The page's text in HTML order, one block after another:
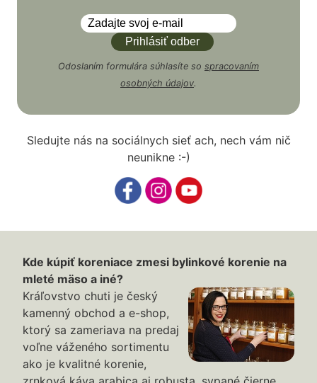
Odoslaním formulára súhlasíte so spracovaním
osobných údajov.
Sledujte nás na sociálnych sieť ach, nech vám nič
neunikne :-)
Kde kúpiť koreniace zmesi bylinkové korenie na
mleté mäso a iné?
Kráľovstvo chuti je český
kamenný obchod a e-shop,
ktorý sa zameriava na predaj
voľne váženého sortimentu
ako je kvalitné korenie,